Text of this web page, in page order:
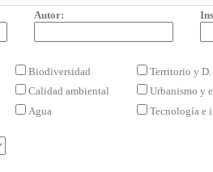
Autor:
Biodiversidad
Territorio y
Calidad ambiental
Urbanismo y
Agua
Tecnología